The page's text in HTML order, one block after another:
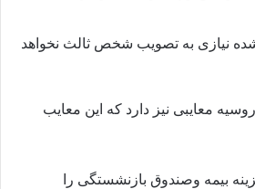
شده نیازی به تصویب شخص ثالث نخواهد
معایبی نیز دارد که این معایب
بیمه وصندوق بازنشستگی را